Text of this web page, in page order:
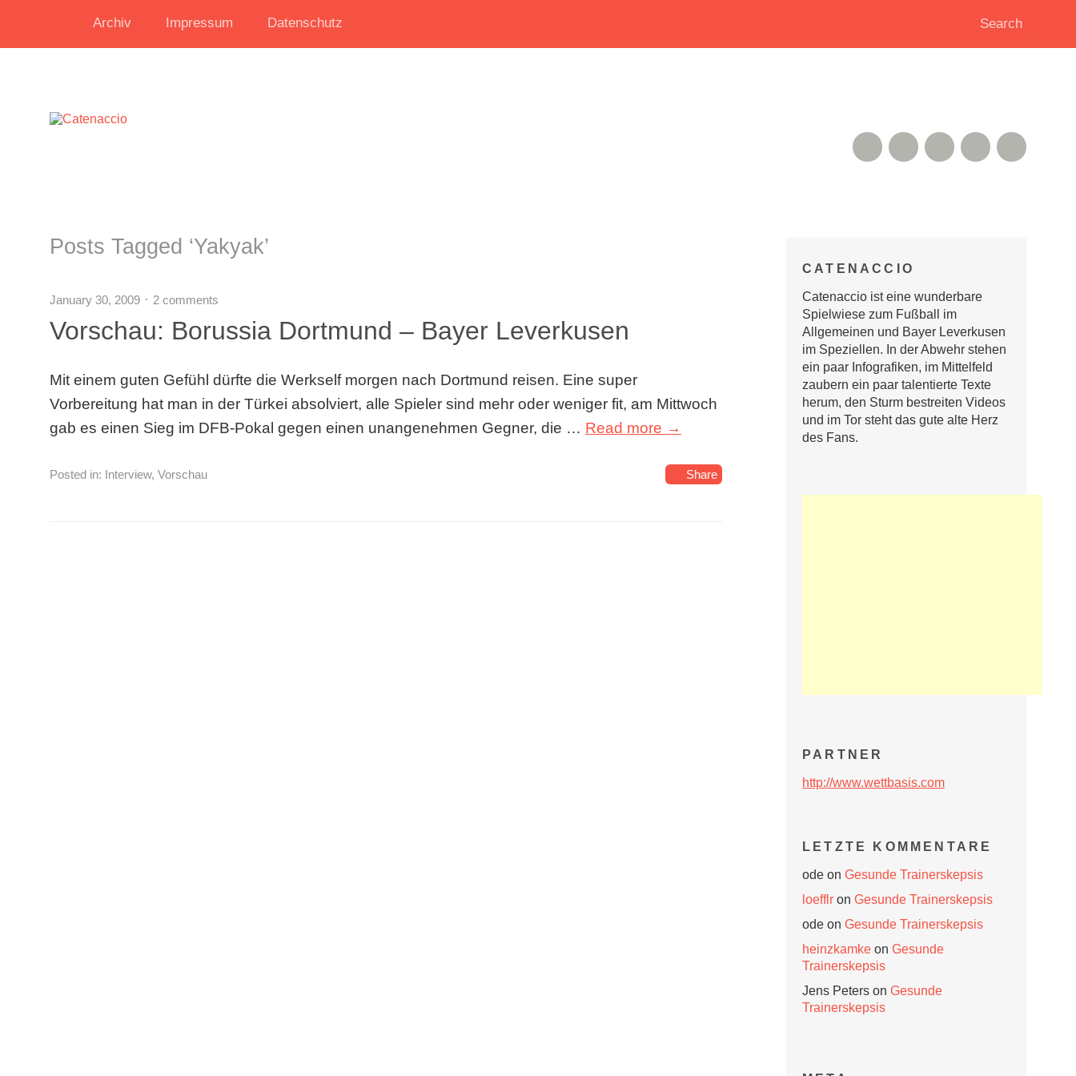
Archiv Impressum Datenschutz
Google+
Instagram
Xing
RSS Feed
Posts Tagged ‘Yakyak’
January 30, 2009 2 comments
Vorschau: Borussia Dortmund – Bayer Leverkusen
Mit einem guten Gefühl dürfte die Werkself morgen nach Dortmund reisen. Eine super
Vorbereitung hat man in der Türkei absolviert, alle Spieler sind mehr oder weniger fit, am Mittwoch
gab es einen Sieg im DFB-Pokal gegen einen unangenehmen Gegner, die … Read more →
Posted in: Interview, Vorschau Share
CATENACCIO
Catenaccio ist eine wunderbare
Spielwiese zum Fußball im
Allgemeinen und Bayer Leverkusen
im Speziellen. In der Abwehr stehen
ein paar Infografiken, im Mittelfeld
zaubern ein paar talentierte Texte
herum, den Sturm bestreiten Videos
und im Tor steht das gute alte Herz
des Fans.
PARTNER
http://www.wettbasis.com
LETZTE KOMMENTARE
ode on Gesunde Trainerskepsis
loefflr on Gesunde Trainerskepsis
ode on Gesunde Trainerskepsis
heinzkamke on Gesunde
Trainerskepsis
Jens Peters on Gesunde
Trainerskepsis